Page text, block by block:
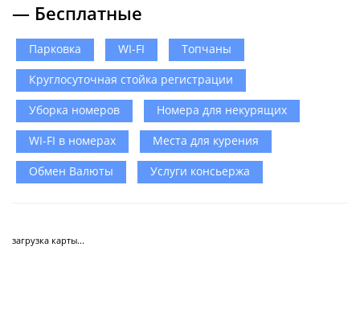
— Бесплатные
Парковка WI-FI
Топчаны
Круглосуточная стойка регистрации
Уборка номеров
Номера для некурящих
WI-FI в номерах
Места для курения
Обмен Валюты
Услуги консьержа
загрузка карты...